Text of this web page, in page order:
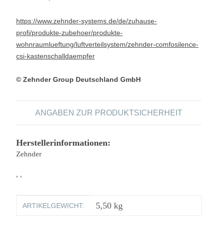
https://www.zehnder-systems.de/de/zuhause-
profi/produkte-zubehoer/produkte-
wohnraumlueftung/luftverteilsystem/zehnder-comfosilence-
csi-kastenschalldaempfer
© Zehnder Group Deutschland GmbH
ANGABEN ZUR PRODUKTSICHERHEIT
Herstellerinformationen:
Zehnder
, ,
Produkteigenschaft
Wert
ARTIKELGEWICHT: 5,50 kg